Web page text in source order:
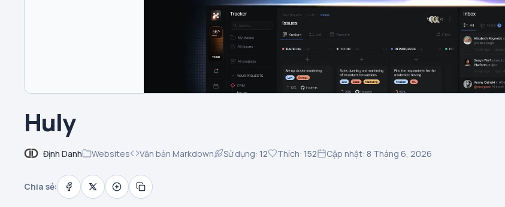
Huly
Định Danh Websites Văn bản Markdown Sử dụng: 12 Thích: 152 Cập nhật: 8 Tháng 6, 2026
Chia sẻ: